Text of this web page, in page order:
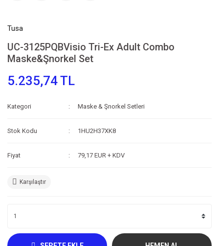
Tusa
UC-3125PQBVisio Tri-Ex Adult Combo
Maske&Şnorkel Set
5.235,74 TL
Kategori Maske & Şnorkel Setleri
Stok Kodu 1HU2H37XK8
Fiyat 79,17 EUR + KDV
Karşılaştır